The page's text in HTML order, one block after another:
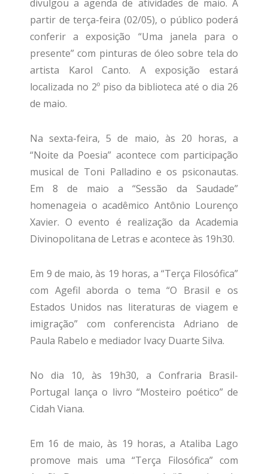
divulgou a agenda de atividades de maio. A
partir de terça-feira (02/05), o público poderá
conferir a exposição “Uma janela para o
presente” com pinturas de óleo sobre tela do
artista Karol Canto. A exposição estará
localizada no 2º piso da biblioteca até o dia 26
de maio.
Na sexta-feira, 5 de maio, às 20 horas, a
“Noite da Poesia” acontece com participação
musical de Toni Palladino e os psiconautas.
Em 8 de maio a “Sessão da Saudade”
homenageia o acadêmico Antônio Lourenço
Xavier. O evento é realização da Academia
Divinopolitana de Letras e acontece às 19h30.
Em 9 de maio, às 19 horas, a “Terça Filosófica”
com Agefil aborda o tema “O Brasil e os
Estados Unidos nas literaturas de viagem e
imigração” com conferencista Adriano de
Paula Rabelo e mediador Ivacy Duarte Silva.
No dia 10, às 19h30, a Confraria Brasil-
Portugal lança o livro “Mosteiro poético” de
Cidah Viana.
Em 16 de maio, às 19 horas, a Ataliba Lago
promove mais uma “Terça Filosófica” com